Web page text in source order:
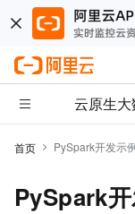
云原生
首页 PySpark开发示
PySpark